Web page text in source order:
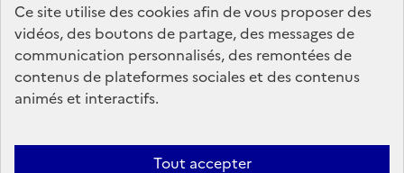
Ce site utilise des cookies afin de vous proposer des
vidéos, des boutons de partage, des messages de
communication personnalisés, des remontées de
contenus de plateformes sociales et des contenus
animés et interactifs.
Tout accepter
legifrance.gouv.fr
info.gouv.fr
service-public.gouv.fr
data.gouv.fr
Mentions légales